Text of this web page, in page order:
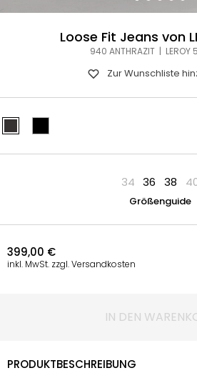
Loose Fit Jeans von
940 ANTHRAZIT |
Zur Wunschliste
34 36 38
Größenguide
399,00 €
inkl. MwSt. zzgl. Versandkosten
IN DEN
PRODUKTBESCHREIBUNG